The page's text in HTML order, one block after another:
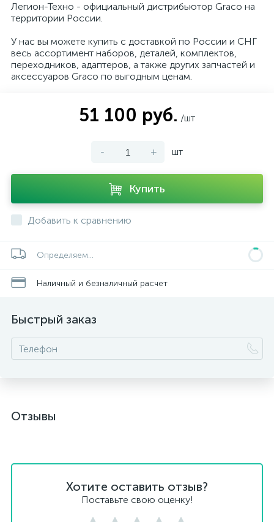
Легион-Техно - официальный дистрибьютор Graco на
территории России.
У нас вы можете купить с доставкой по России и СНГ
весь ассортимент наборов, деталей, комплектов,
переходников, адаптеров, а также других запчастей и
аксессуаров Graco по выгодным ценам.
51 100 руб. /шт
- + шт
Купить
Добавить к сравнению
Определяем...
Наличный и безналичный расчет
Быстрый заказ
Отзывы
Хотите оставить отзыв?
Поставьте свою оценку!